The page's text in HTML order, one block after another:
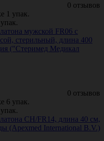
0 отзывов
1 упак.
мужской FR06 с
стерильный, длина 400
("Стеримед Медикал
0 отзывов
6 упак.
СН/FR14, длина 40 см,
(Apexmed International B.V.)